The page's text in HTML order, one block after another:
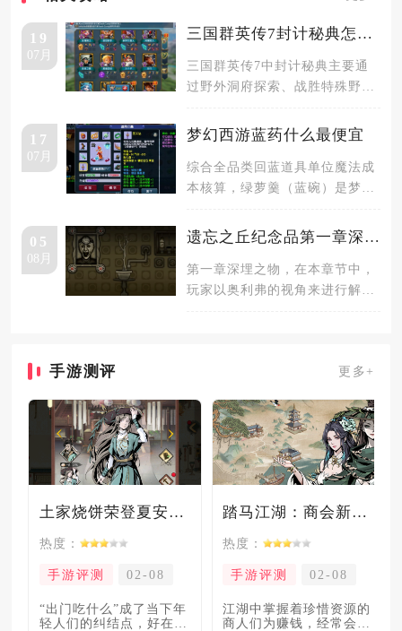
19
07月
三国群英传7封计秘典怎么获得
三国群英传7中封计秘典主要通
过野外洞府探索、战胜特殊野
掉落四种
17
07月
梦幻西游蓝药什么最便宜
综合全品类回蓝道具单位魔法成
本核算，绿萝羹（蓝碗）是梦幻
的蓝药
05
08月
遗忘之丘纪念品第一章深埋之物怎么通关
第一章深埋之物，在本章节中，
玩家以奥利弗的视角来进行解
手游测评 更多+
土家烧饼荣登夏安必吃榜？烧饼西施摇身成流量网红！
热度：
手游评测 02-08
“出门吃什么”成了当下年
轻人们的纠结点，好在美
踏马江湖：商会新玩法坑惨奸商，拼多多砍一砍洗脑夏安！
热度：
手游评测 02-08
​江湖中掌握着珍惜资源的
商人们为赚钱，经常会让